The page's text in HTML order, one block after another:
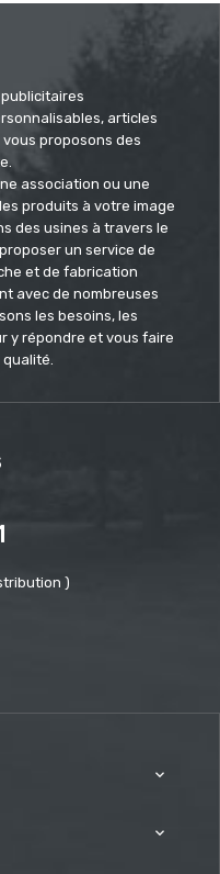
articles
proposons des
association ou une
produits à votre image
des usines à travers le
un service de
et de fabrication
avec de nombreuses
les besoins, les
y répondre et vous faire
)

